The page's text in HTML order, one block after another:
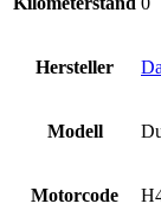
Hersteller
Modell
Motorcode